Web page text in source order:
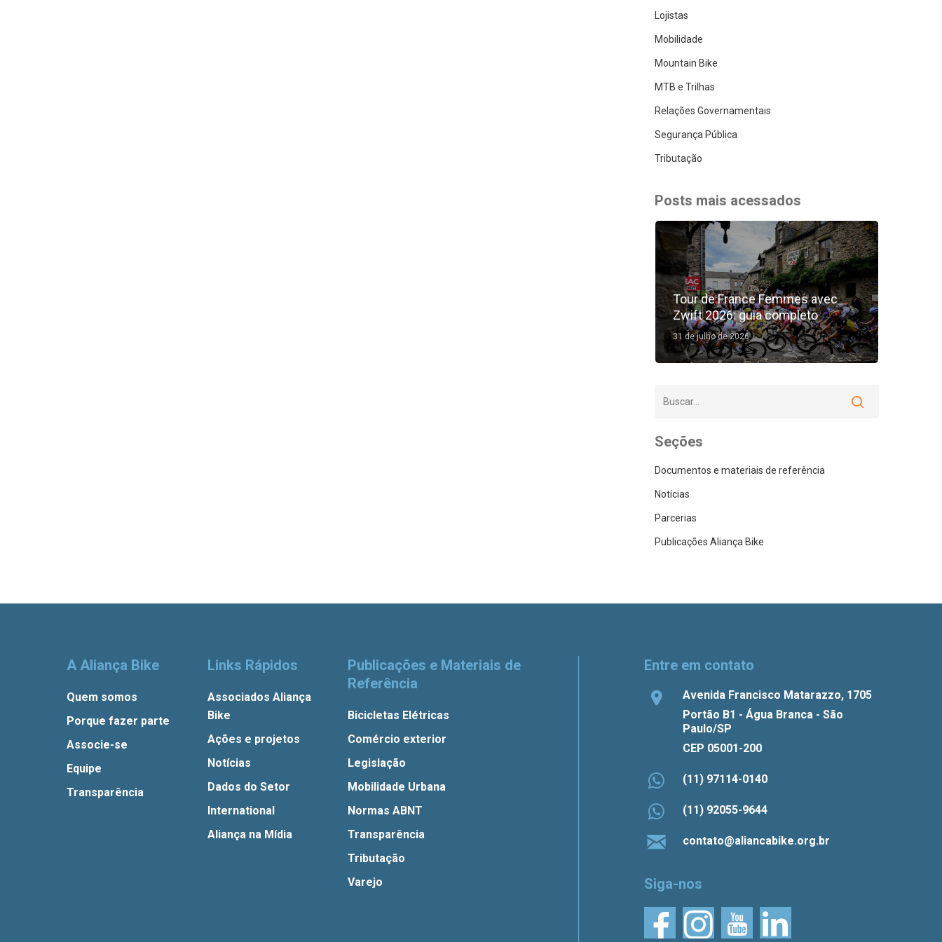
Lojistas
Mobilidade
Mountain Bike
MTB e Trilhas
Relações Governamentais
Segurança Pública
Tributação
Posts mais acessados
Tour de France Femmes avec
Zwift 2026: guia completo
31 de julho de 2026
Seções
Documentos e materiais de referência
Notícias
Parcerias
Publicações Aliança Bike
A Aliança Bike
Quem somos
Porque fazer parte
Associe-se
Equipe
Transparência
Links Rápidos
Associados Aliança
Bike
Ações e projetos
Notícias
Dados do Setor
International
Aliança na Mídia
Publicações e Materiais de
Referência
Bicicletas Elétricas
Comércio exterior
Legislação
Mobilidade Urbana
Normas ABNT
Transparência
Tributação
Varejo
Entre em contato
Avenida Francisco Matarazzo, 1705
Portão B1 - Água Branca - São
Paulo/SP
CEP 05001-200
(11) 97114-0140
(11) 92055-9644
contato@aliancabike.org.br
Siga-nos